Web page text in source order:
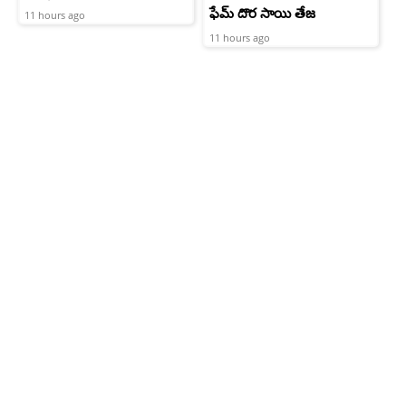
11 hours ago
ఫేమ్ దొర సాయి తేజ
11 hours ago